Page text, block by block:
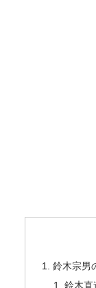
鈴木宗男
鈴木直